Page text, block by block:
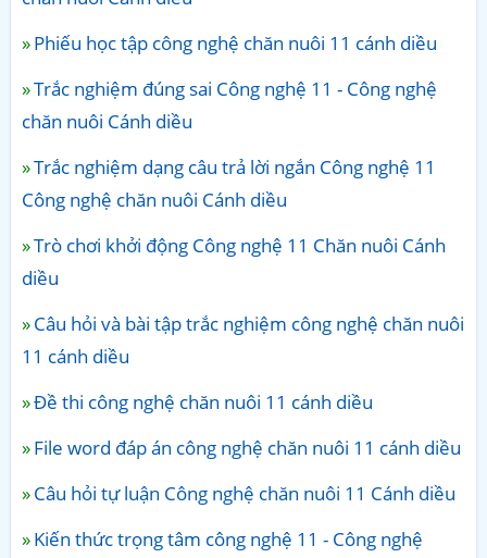
Phiếu học tập công nghệ chăn nuôi 11 cánh diều
Trắc nghiệm đúng sai Công nghệ 11 - Công nghệ
chăn nuôi Cánh diều
Trắc nghiệm dạng câu trả lời ngắn Công nghệ 11
Công nghệ chăn nuôi Cánh diều
Trò chơi khởi động Công nghệ 11 Chăn nuôi Cánh
diều
Câu hỏi và bài tập trắc nghiệm công nghệ chăn nuôi
11 cánh diều
Đề thi công nghệ chăn nuôi 11 cánh diều
File word đáp án công nghệ chăn nuôi 11 cánh diều
Câu hỏi tự luận Công nghệ chăn nuôi 11 Cánh diều
Kiến thức trọng tâm công nghệ 11 - Công nghệ